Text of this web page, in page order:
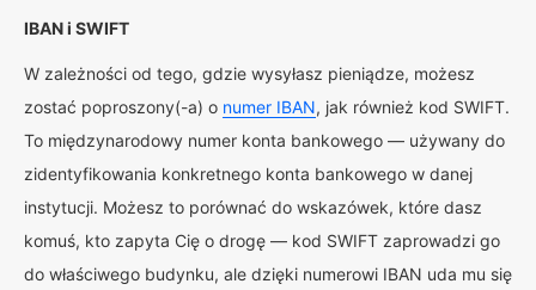
IBAN i SWIFT
W zależności od tego, gdzie wysyłasz pieniądze, możesz
zostać poproszony(-a) o numer IBAN, jak również kod SWIFT.
To międzynarodowy numer konta bankowego — używany do
zidentyfikowania konkretnego konta bankowego w danej
instytucji. Możesz to porównać do wskazówek, które dasz
komuś, kto zapyta Cię o drogę — kod SWIFT zaprowadzi go
do właściwego budynku, ale dzięki numerowi IBAN uda mu się